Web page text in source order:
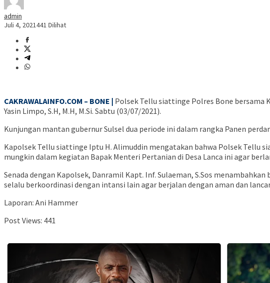
admin
Juli 4, 2021441 Dilihat
CAKRAWALAINFO.COM – BONE | Polsek Tellu siattinge Polres Bone bersama
Yasin Limpo, S.H, M.H, M.Si. Sabtu (03/07/2021).
Kunjungan mantan gubernur Sulsel dua periode ini dalam rangka Panen
Kapolsek Tellu siattinge Iptu H. Alimuddin mengatakan bahwa Polsek Tellu
mungkin dalam kegiatan Bapak Menteri Pertanian di Desa Lanca ini agar
Senada dengan Kapolsek, Danramil Kapt. Inf. Sulaeman, S.Sos
selalu berkoordinasi dengan intansi lain agar berjalan dengan aman dan
Laporan: Ani Hammer
Post Views: 441